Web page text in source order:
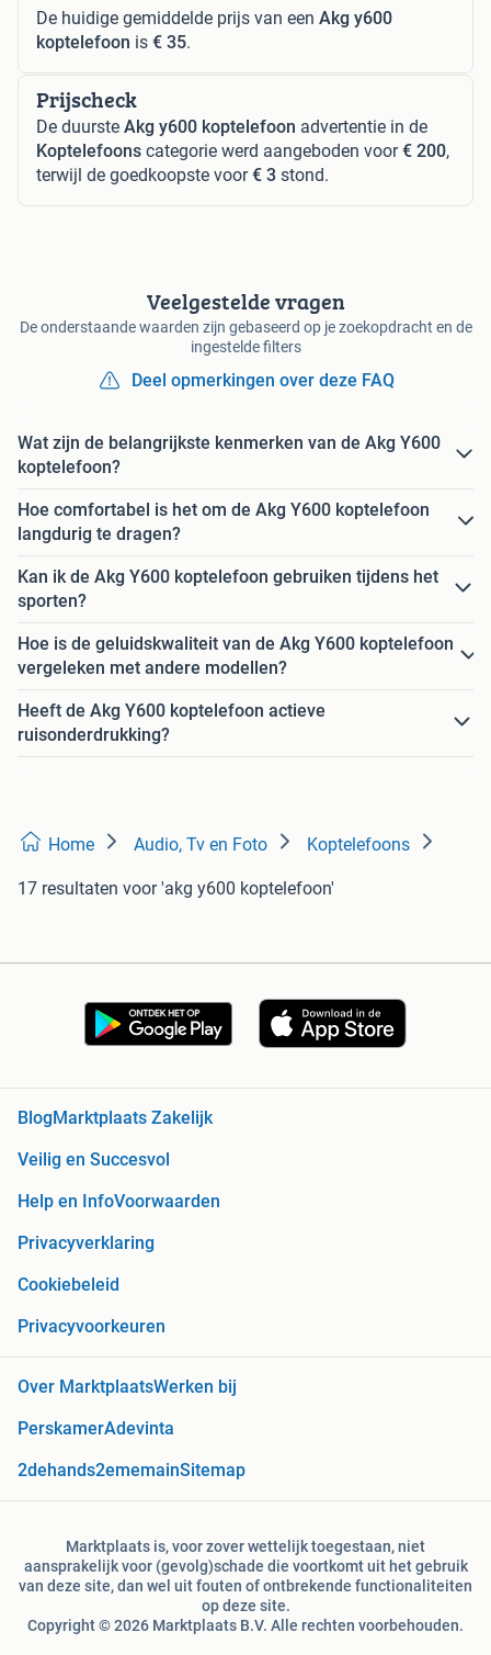
De huidige gemiddelde prijs van een Akg y600
koptelefoon is € 35.
Prijscheck
De duurste Akg y600 koptelefoon advertentie in de
Koptelefoons categorie werd aangeboden voor€ 200,
terwijl de goedkoopste voor€ 3 stond.
Veelgestelde vragen
De onderstaande waarden zijn gebaseerd op je zoekopdracht en de
ingestelde filters
Deel opmerkingen over deze FAQ
Wat zijn de belangrijkste kenmerken van de Akg Y600
koptelefoon?
Hoe comfortabel is het om de Akg Y600 koptelefoon
langdurig te dragen?
Kan ik de Akg Y600 koptelefoon gebruiken tijdens het
sporten?
Hoe is de geluidskwaliteit van de Akg Y600 koptelefoon
vergeleken met andere modellen?
Heeft de Akg Y600 koptelefoon actieve
ruisonderdrukking?
Home Audio, Tv en Foto Koptelefoons
17 resultaten voor 'akg y600 koptelefoon'
BlogMarktplaats Zakelijk
Veilig en Succesvol
Help en InfoVoorwaarden
Privacyverklaring
Cookiebeleid
Privacyvoorkeuren
Over MarktplaatsWerken bij
PerskamerAdevinta
2dehands2ememainSitemap
Marktplaats is, voor zover wettelijk toegestaan, niet
aansprakelijk voor (gevolg)schade die voortkomt uit het gebruik
van deze site, dan wel uit fouten of ontbrekende functionaliteiten
op deze site.
Copyright © 2026 Marktplaats B.V. Alle rechten voorbehouden.